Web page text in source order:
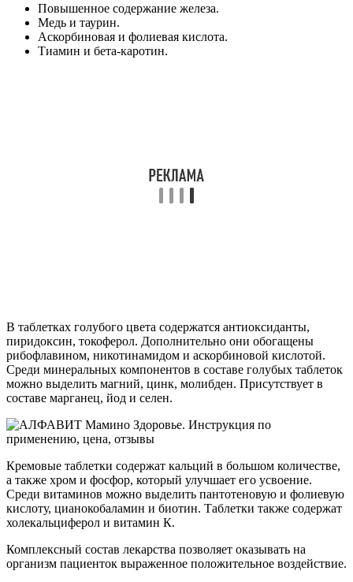
Повышенное содержание железа.
Медь и таурин.
Аскорбиновая и фолиевая кислота.
Тиамин и бета-каротин.
В таблетках голубого цвета содержатся антиоксиданты,
пиридоксин, токоферол. Дополнительно они обогащены
рибофлавином, никотинамидом и аскорбиновой кислотой.
Среди минеральных компонентов в составе голубых таблеток
можно выделить магний, цинк, молибден. Присутствует в
составе марганец, йод и селен.
Кремовые таблетки содержат кальций в большом количестве,
а также хром и фосфор, который улучшает его усвоение.
Среди витаминов можно выделить пантотеновую и фолиевую
кислоту, цианокобаламин и биотин. Таблетки также содержат
холекальциферол и витамин К.
Комплексный состав лекарства позволяет оказывать на
организм пациенток выраженное положительное воздействие.